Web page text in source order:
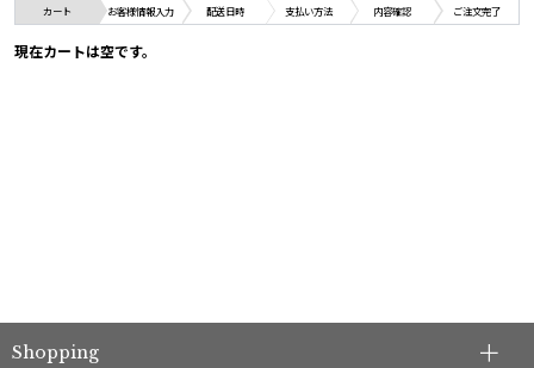
現在カートは空です。
Shopping